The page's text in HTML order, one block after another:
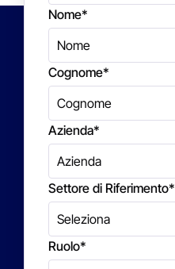
Nome*
Cognome*
Azienda*
Settore di Riferimento*
Ruolo*